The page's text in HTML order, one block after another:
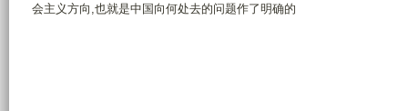
会主义方向,也就是中国向何处去的问题作了明确的